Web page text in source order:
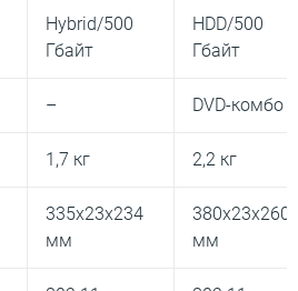
Hybrid/500
Гбайт
HDD/500
Гбайт
– DVD-комбо
1,7 кг 2,2 кг
335x23x234
мм
380x23x260
мм